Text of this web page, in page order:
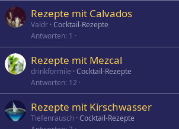
Rezepte mit Calvados
Valdr Cocktail-Rezepte
Antworten 1
Rezepte mit Mezcal
drinkformile Cocktail-Rezepte
Antworten 12
Rezepte mit Kirschwasser
Tiefenrausch Cocktail-Rezepte